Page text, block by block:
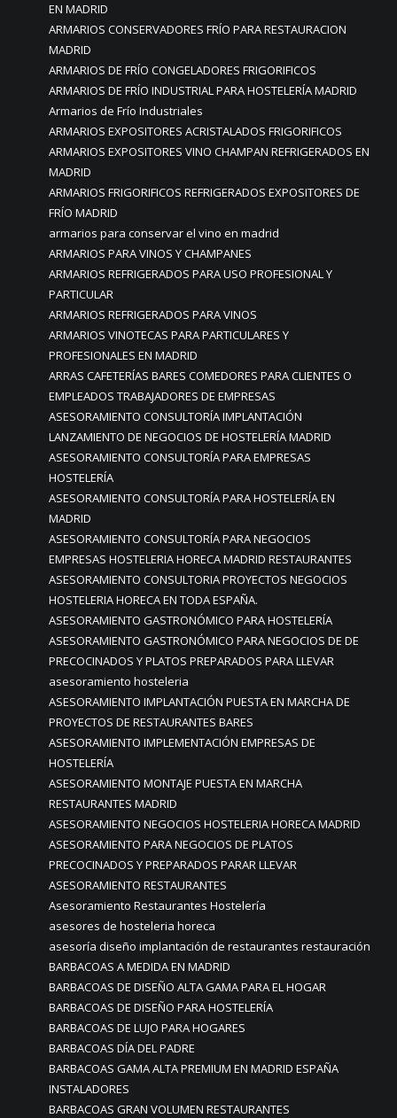
EN MADRID
ARMARIOS CONSERVADORES FRÍO PARA RESTAURACION
MADRID
ARMARIOS DE FRÍO CONGELADORES FRIGORIFICOS
ARMARIOS DE FRÍO INDUSTRIAL PARA HOSTELERÍA MADRID
Armarios de Frío Industriales
ARMARIOS EXPOSITORES ACRISTALADOS FRIGORIFICOS
ARMARIOS EXPOSITORES VINO CHAMPAN REFRIGERADOS EN
MADRID
ARMARIOS FRIGORIFICOS REFRIGERADOS EXPOSITORES DE
FRÍO MADRID
armarios para conservar el vino en madrid
ARMARIOS PARA VINOS Y CHAMPANES
ARMARIOS REFRIGERADOS PARA USO PROFESIONAL Y
PARTICULAR
ARMARIOS REFRIGERADOS PARA VINOS
ARMARIOS VINOTECAS PARA PARTICULARES Y
PROFESIONALES EN MADRID
ARRAS CAFETERÍAS BARES COMEDORES PARA CLIENTES O
EMPLEADOS TRABAJADORES DE EMPRESAS
ASESORAMIENTO CONSULTORÍA IMPLANTACIÓN
LANZAMIENTO DE NEGOCIOS DE HOSTELERÍA MADRID
ASESORAMIENTO CONSULTORÍA PARA EMPRESAS
HOSTELERÍA
ASESORAMIENTO CONSULTORÍA PARA HOSTELERÍA EN
MADRID
ASESORAMIENTO CONSULTORÍA PARA NEGOCIOS
EMPRESAS HOSTELERIA HORECA MADRID RESTAURANTES
ASESORAMIENTO CONSULTORIA PROYECTOS NEGOCIOS
HOSTELERIA HORECA EN TODA ESPAÑA.
ASESORAMIENTO GASTRONÓMICO PARA HOSTELERÍA
ASESORAMIENTO GASTRONÓMICO PARA NEGOCIOS DE DE
PRECOCINADOS Y PLATOS PREPARADOS PARA LLEVAR
asesoramiento hosteleria
ASESORAMIENTO IMPLANTACIÓN PUESTA EN MARCHA DE
PROYECTOS DE RESTAURANTES BARES
ASESORAMIENTO IMPLEMENTACIÓN EMPRESAS DE
HOSTELERÍA
ASESORAMIENTO MONTAJE PUESTA EN MARCHA
RESTAURANTES MADRID
ASESORAMIENTO NEGOCIOS HOSTELERIA HORECA MADRID
ASESORAMIENTO PARA NEGOCIOS DE PLATOS
PRECOCINADOS Y PREPARADOS PARAR LLEVAR
ASESORAMIENTO RESTAURANTES
Asesoramiento Restaurantes Hostelería
asesores de hosteleria horeca
asesoría diseño implantación de restaurantes restauración
BARBACOAS A MEDIDA EN MADRID
BARBACOAS DE DISEÑO ALTA GAMA PARA EL HOGAR
BARBACOAS DE DISEÑO PARA HOSTELERÍA
BARBACOAS DE LUJO PARA HOGARES
BARBACOAS DÍA DEL PADRE
BARBACOAS GAMA ALTA PREMIUM EN MADRID ESPAÑA
INSTALADORES
BARBACOAS GRAN VOLUMEN RESTAURANTES